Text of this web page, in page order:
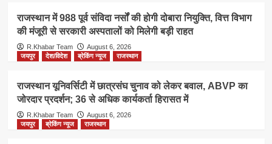
राजस्थान में 988 पूर्व संविदा नर्सों की होगी दोबारा नियुक्ति, वित्त विभाग
की मंजूरी से सरकारी अस्पतालों को मिलेगी बड़ी राहत
R.Khabar Team
August 6, 2026
जयपुर
देश/विदेश ब्रेकिंग न्यूज राजस्थान
राजस्थान यूनिवर्सिटी में छात्रसंघ चुनाव को लेकर बवाल, ABVP का
जोरदार प्रदर्शन; 36 से अधिक कार्यकर्ता हिरासत में
R.Khabar Team
August 6, 2026
जयपुर
ब्रेकिंग न्यूज राजस्थान